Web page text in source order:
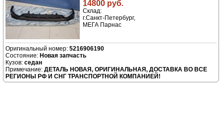
14800 руб.
Склад:
г.Санкт-Петербург,
МЕГА Парнас
5216906190
Новая запчасть
седан
ДЕТАЛЬ НОВАЯ, ОРИГИНАЛЬНАЯ, ДОСТАВКА ВО ВСЕ
РЕГИОНЫ РФ И СНГ ТРАНСПОРТНОЙ КОМПАНИЕЙ!